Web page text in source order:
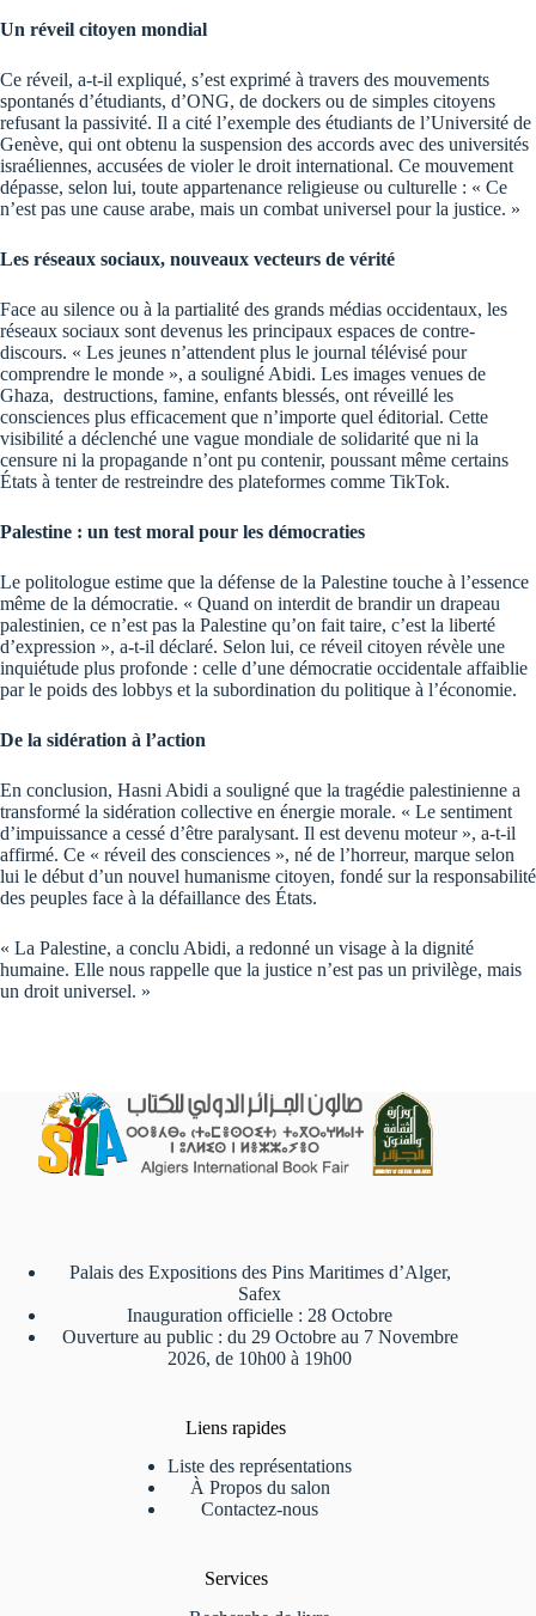
Un réveil citoyen mondial
Ce réveil, a-t-il expliqué, s’est exprimé à travers des mouvements
spontanés d’étudiants, d’ONG, de dockers ou de simples citoyens
refusant la passivité. Il a cité l’exemple des étudiants de l’Université de
Genève, qui ont obtenu la suspension des accords avec des universités
israéliennes, accusées de violer le droit international. Ce mouvement
dépasse, selon lui, toute appartenance religieuse ou culturelle : « Ce
n’est pas une cause arabe, mais un combat universel pour la justice. »
Les réseaux sociaux, nouveaux vecteurs de vérité
Face au silence ou à la partialité des grands médias occidentaux, les
réseaux sociaux sont devenus les principaux espaces de contre-
discours. « Les jeunes n’attendent plus le journal télévisé pour
comprendre le monde », a souligné Abidi. Les images venues de
Ghaza, destructions, famine, enfants blessés, ont réveillé les
consciences plus efficacement que n’importe quel éditorial. Cette
visibilité a déclenché une vague mondiale de solidarité que ni la
censure ni la propagande n’ont pu contenir, poussant même certains
États à tenter de restreindre des plateformes comme TikTok.
Palestine : un test moral pour les démocraties
Le politologue estime que la défense de la Palestine touche à l’essence
même de la démocratie. « Quand on interdit de brandir un drapeau
palestinien, ce n’est pas la Palestine qu’on fait taire, c’est la liberté
d’expression », a-t-il déclaré. Selon lui, ce réveil citoyen révèle une
inquiétude plus profonde : celle d’une démocratie occidentale affaiblie
par le poids des lobbys et la subordination du politique à l’économie.
De la sidération à l’action
En conclusion, Hasni Abidi a souligné que la tragédie palestinienne a
transformé la sidération collective en énergie morale. « Le sentiment
d’impuissance a cessé d’être paralysant. Il est devenu moteur », a-t-il
affirmé. Ce « réveil des consciences », né de l’horreur, marque selon
lui le début d’un nouvel humanisme citoyen, fondé sur la responsabilité
des peuples face à la défaillance des États.
« La Palestine, a conclu Abidi, a redonné un visage à la dignité
humaine. Elle nous rappelle que la justice n’est pas un privilège, mais
un droit universel. »
Palais des Expositions des Pins Maritimes d’Alger,
Safex
Inauguration officielle : 28 Octobre
Ouverture au public : du 29 Octobre au 7 Novembre
2026, de 10h00 à 19h00
Liens rapides
Liste des représentations
À Propos du salon
Contactez-nous
Services